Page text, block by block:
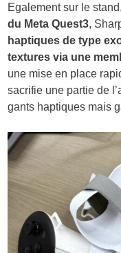
Egalement sur le
du Meta Quest3,
haptiques de type
textures via une
une mise en place
sacrifie une partie de
gants haptiques mais